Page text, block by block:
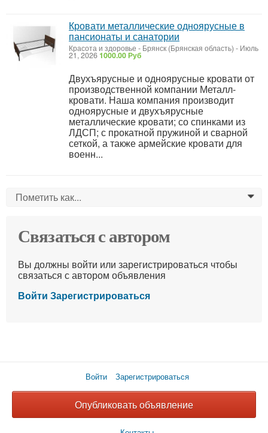
Кровати металлические одноярусные в
пансионаты и санатории
Красота и здоровье - Брянск (Брянская область) - Июль
21, 20261000.00 Руб
Двухъярусные и одноярусные кровати от
производственной компании Металл-
кровати. Наша компания производит
одноярусные и двухъярусные
металлические кровати; со спинками из
ЛДСП; с прокатной пружиной и сварной
сеткой, а также армейские кровати для
военн...
Пометить как... 0
Связаться с автором
Вы должны войти или зарегистрироваться чтобы
связаться с автором объявления
Войти Зарегистрироваться
Войти Зарегистрироваться
Опубликовать объявление